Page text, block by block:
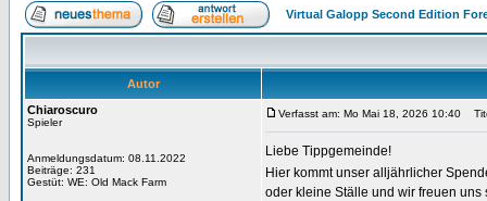
Virtual Galopp Second Edition
Autor
Chiaroscuro
Spieler
Anmeldungsdatum: 08.11.2022
Beiträge: 231
Gestüt: WE: Old Mack Farm
Verfasst am: Mo Mai 18, 2026 10:40
Liebe Tippgemeinde!
Hier kommt unser alljährlicher
oder kleine Ställe und wir freuen uns